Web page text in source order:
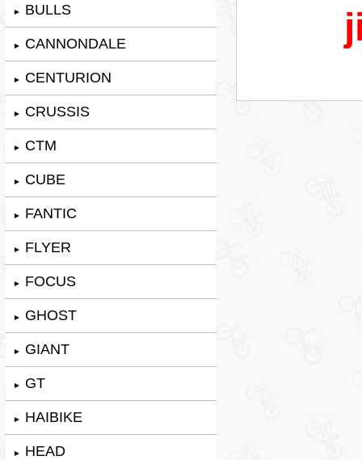
► BULLS
► CANNONDALE
► CENTURION
► CRUSSIS
► CTM
► CUBE
► FANTIC
► FLYER
► FOCUS
► GHOST
► GIANT
► GT
► HAIBIKE
► HEAD